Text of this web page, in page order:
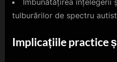
Îmbunătățirea înțelegerii
tulburărilor de spectru
Implicațiile practice